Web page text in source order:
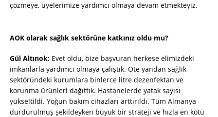
çözmeye, üyelerimize yardımcı olmaya devam etmekteyiz.
AOK olarak sağlık sektörüne katkınız oldu mu?
Gül Altınok: Evet oldu, bize başvuran herkese elimizdeki
imkanlarla yardımcı olmaya çalıştık. Öte yandan sağlık
sektöründeki kurumlara binlerce litre dezenfektan ve
korunma ürünleri dağıttık. Hastanelerde yatak sayısı
yükseltildi. Yoğun bakım cihazları arttırıldı. Tüm Almanya
durdurulmuş şekildeyken büyük bir strateji ve hızla en kötü